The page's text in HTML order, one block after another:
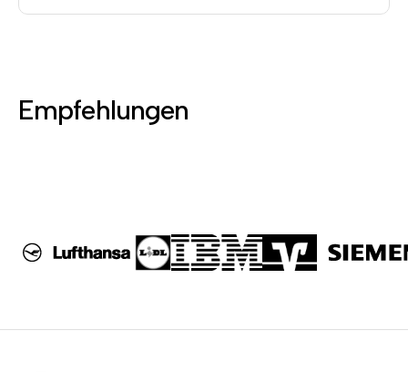
Empfehlungen